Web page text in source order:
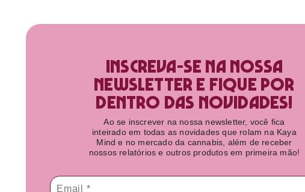
Inscreva-se na nossa
newsletter e fique por
dentro das novidades!​
Ao se inscrever na nossa newsletter, você fica
inteirado em todas as novidades que rolam na Kaya
Mind e no mercado da cannabis, além de receber
nossos relatórios e outros produtos em primeira mão!